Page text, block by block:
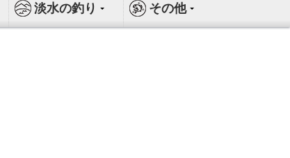
淡水の釣り その他